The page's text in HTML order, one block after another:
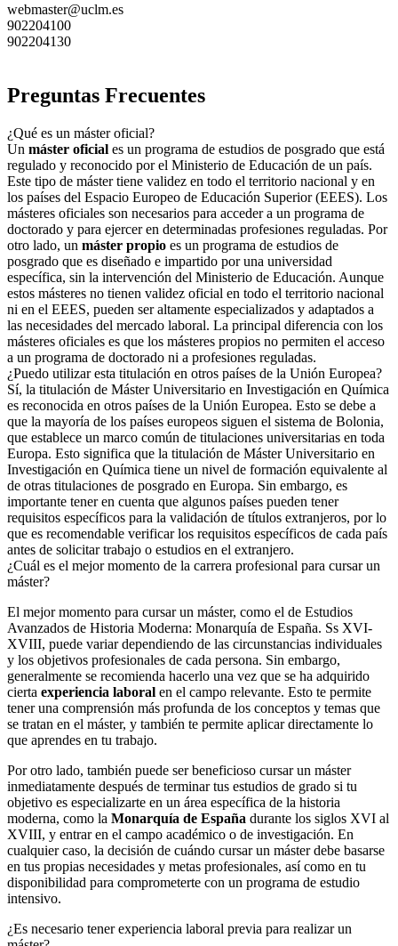
webmaster@uclm.es
902204100
902204130
Preguntas Frecuentes
¿Qué es un máster oficial?
Un máster oficial es un programa de estudios de posgrado que está
regulado y reconocido por el Ministerio de Educación de un país.
Este tipo de máster tiene validez en todo el territorio nacional y en
los países del Espacio Europeo de Educación Superior (EEES). Los
másteres oficiales son necesarios para acceder a un programa de
doctorado y para ejercer en determinadas profesiones reguladas. Por
otro lado, un máster propio es un programa de estudios de
posgrado que es diseñado e impartido por una universidad
específica, sin la intervención del Ministerio de Educación. Aunque
estos másteres no tienen validez oficial en todo el territorio nacional
ni en el EEES, pueden ser altamente especializados y adaptados a
las necesidades del mercado laboral. La principal diferencia con los
másteres oficiales es que los másteres propios no permiten el acceso
a un programa de doctorado ni a profesiones reguladas.
¿Puedo utilizar esta titulación en otros países de la Unión Europea?
Sí, la titulación de Máster Universitario en Investigación en Química
es reconocida en otros países de la Unión Europea. Esto se debe a
que la mayoría de los países europeos siguen el sistema de Bolonia,
que establece un marco común de titulaciones universitarias en toda
Europa. Esto significa que la titulación de Máster Universitario en
Investigación en Química tiene un nivel de formación equivalente al
de otras titulaciones de posgrado en Europa. Sin embargo, es
importante tener en cuenta que algunos países pueden tener
requisitos específicos para la validación de títulos extranjeros, por lo
que es recomendable verificar los requisitos específicos de cada país
antes de solicitar trabajo o estudios en el extranjero.
¿Cuál es el mejor momento de la carrera profesional para cursar un
máster?
El mejor momento para cursar un máster, como el de Estudios
Avanzados de Historia Moderna: Monarquía de España. Ss XVI-
XVIII, puede variar dependiendo de las circunstancias individuales
y los objetivos profesionales de cada persona. Sin embargo,
generalmente se recomienda hacerlo una vez que se ha adquirido
cierta experiencia laboral en el campo relevante. Esto te permite
tener una comprensión más profunda de los conceptos y temas que
se tratan en el máster, y también te permite aplicar directamente lo
que aprendes en tu trabajo.
Por otro lado, también puede ser beneficioso cursar un máster
inmediatamente después de terminar tus estudios de grado si tu
objetivo es especializarte en un área específica de la historia
moderna, como la Monarquía de España durante los siglos XVI al
XVIII, y entrar en el campo académico o de investigación. En
cualquier caso, la decisión de cuándo cursar un máster debe basarse
en tus propias necesidades y metas profesionales, así como en tu
disponibilidad para comprometerte con un programa de estudio
intensivo.
¿Es necesario tener experiencia laboral previa para realizar un